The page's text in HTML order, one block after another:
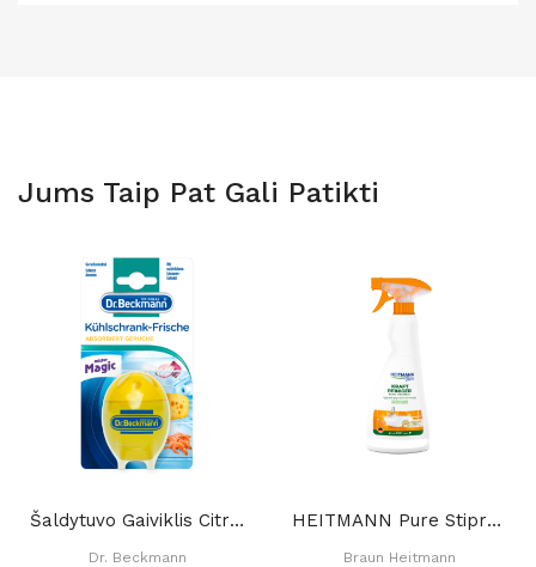
Jums Taip Pat Gali Patikti
Šaldytuvo Gaiviklis Citrinos Kvapo Dr Beckmann...
Dr. Beckmann
HEITMANN Pure Stiprus Rūgštinis Valiklis ACTAS...
Braun Heitmann